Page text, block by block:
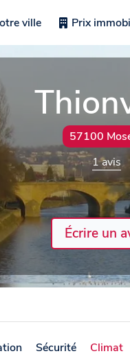
ville Prix
57100
1 avis
Écrire un
Sécurité Climat